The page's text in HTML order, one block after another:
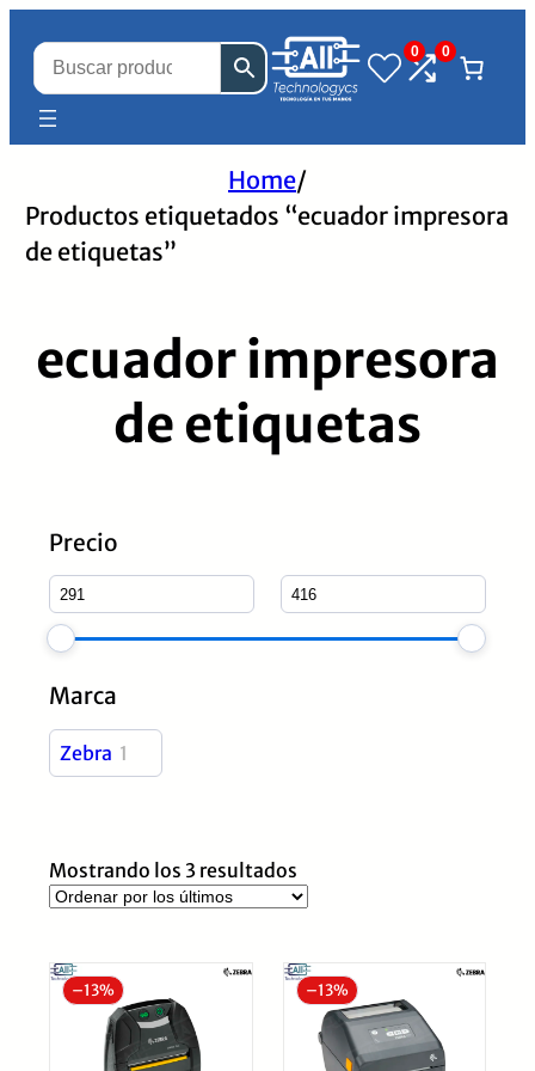
0 0
Home/
Productos etiquetados “ecuador impresora
de etiquetas”
ecuador impresora
de etiquetas
Precio
Marca
Zebra 1
Mostrando los 3 resultados
por
–13% –13%